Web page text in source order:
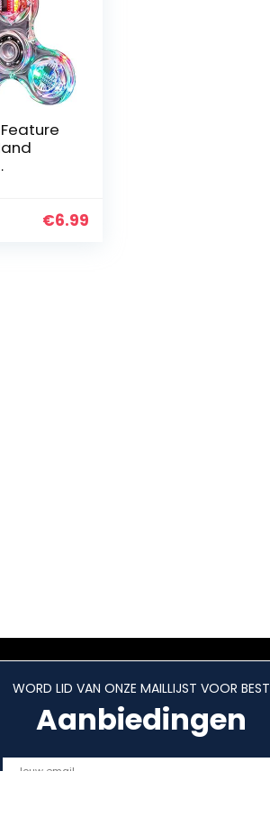
Feature
€6.99
WORD LID VAN ONZE MAILLIJST VOOR BEST
Aanbiedingen